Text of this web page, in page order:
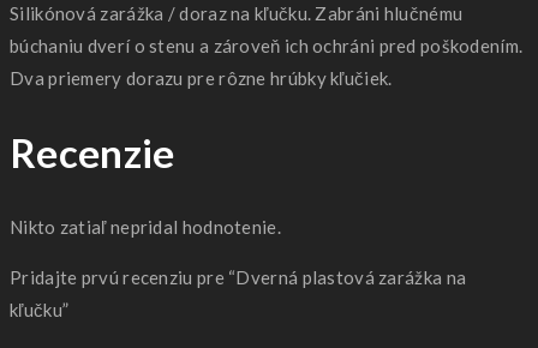
Silikónová zarážka / doraz na kľučku. Zabráni hlučnému
búchaniu dverí o stenu a zároveň ich ochráni pred poškodením.
Dva priemery dorazu pre rôzne hrúbky kľučiek.
Recenzie
Nikto zatiaľ nepridal hodnotenie.
Pridajte prvú recenziu pre “Dverná plastová zarážka na
kľučku”